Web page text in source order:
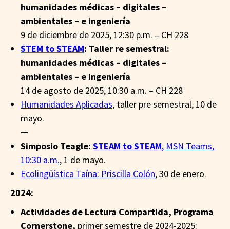
humanidades médicas – digitales –
ambientales – e ingeniería
9 de diciembre de 2025, 12:30 p.m. –​ CH 228​
STEM to STEAM: Taller re semestral:
humanidades médicas – digitales –
ambientales – e ingeniería
14 de agosto de 2025, 10:30 a.m. –​ CH 228​
Humanidades Aplicadas, taller pre semestral, 10 de
mayo.
—
Simposio Teagle: STEAM to STEAM, MSN Teams,
10:30 a.m., 1 de mayo.
Ecolingüística Taína: Priscilla Colón, 30 de enero.
2024:
Actividades de Lectura Compartida, Programa
Cornerstone, primer semestre de 2024-2025: